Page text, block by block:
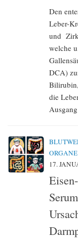
Den
Leber-
und
welche
DCA)
die
17.